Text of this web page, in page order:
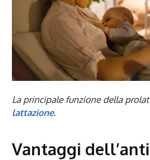
La principale funzione della
lattazione.
Vantaggi